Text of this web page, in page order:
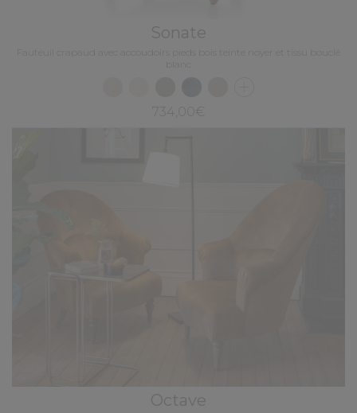
Sonate
Fauteuil crapaud avec accoudoirs pieds bois teinte noyer et tissu bouclé
734,00€
Octave